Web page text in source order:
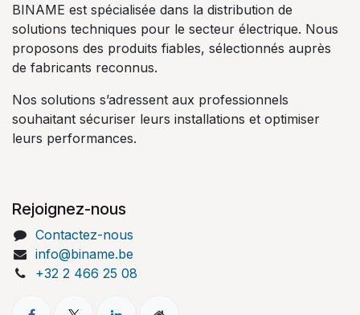
BINAME est spécialisée dans la distribution de
solutions techniques pour le secteur électrique. Nous
proposons des produits fiables, sélectionnés auprès
de fabricants reconnus.
Nos solutions s’adressent aux professionnels
souhaitant sécuriser leurs installations et optimiser
leurs performances.
Rejoignez-nous
Contactez-nous
info@biname.be
+32 2 466 25 08